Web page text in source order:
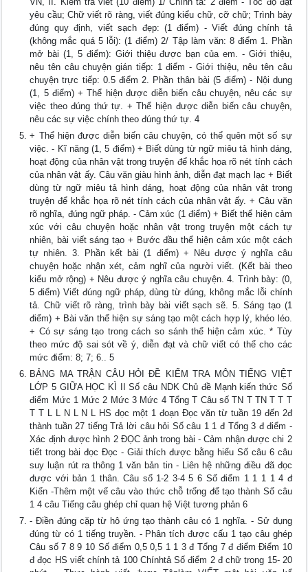
yêu cầu; Chữ viết rõ ràng, viết đúng kiểu chữ, cỡ chữ; Trình bày
đúng quy định, viết sạch đẹp: (1 điểm) - Viết đúng chính tả
(không mắc quá 5 lỗi): (1 điểm) 2/ Tập làm văn: 8 điểm 1. Phần
mở bài (1, 5 điểm): Giới thiệu được bạn của em. - Giới thiệu,
nêu tên câu chuyện gián tiếp: 1 điểm - Giới thiệu, nêu tên câu
chuyện trực tiếp: 0.5 điểm 2. Phần thân bài (5 điểm) - Nội dung
(1, 5 điểm) + Thể hiện được diễn biến câu chuyện, nêu các sự
việc theo đúng thứ tự. + Thể hiện được diễn biến câu chuyện,
nêu các sự việc chính theo đúng thứ tự. 4
+ Thể hiện được diễn biến câu chuyện, có thể quên một số sự
việc. - Kĩ năng (1, 5 điểm) + Biết dùng từ ngữ miêu tả hình dáng,
hoạt động của nhân vật trong truyện để khắc họa rõ nét tính cách
của nhân vật ấy. Câu văn giàu hình ảnh, diễn đạt mạch lạc + Biết
dùng từ ngữ miêu tả hình dáng, hoạt động của nhân vật trong
truyện để khắc họa rõ nét tính cách của nhân vật ấy. + Câu văn
rõ nghĩa, đúng ngữ pháp. - Cảm xúc (1 điểm) + Biết thể hiện cảm
xúc với câu chuyện hoặc nhân vật trong truyện một cách tự
nhiên, bài viết sáng tạo + Bước đầu thể hiện cảm xúc một cách
tự nhiên. 3. Phần kết bài (1 điểm) + Nêu được ý nghĩa câu
chuyện hoặc nhận xét, cảm nghĩ của người viết. (Kết bài theo
kiểu mở rộng) + Nêu được ý nghĩa câu chuyện. 4. Trình bày: (0,
5 điểm) Viết đúng ngữ pháp, dùng từ đúng, không mắc lỗi chính
tả. Chữ viết rõ ràng, trình bày bài viết sạch sẽ. 5. Sáng tạo (1
điểm) + Bài văn thể hiện sự sáng tạo một cách hợp lý, khéo léo.
+ Có sự sáng tạo trong cách so sánh thể hiện cảm xúc. * Tùy
theo mức độ sai sót về ý, diễn đạt và chữ viết có thể cho các
mức điểm: 8; 7; 6.. 5
BẢNG MA TRẬN CÂU HỎI ĐỀ KIỂM TRA MÔN TIẾNG VIỆT
LỚP 5 GIỮA HỌC KÌ II Số câu NDK Chủ đề Mạnh kiến thức Số
điểm Mức 1 Mức 2 Mức 3 Mức 4 Tổng T Câu số TN T TN T T T
T T L L N L N L HS đọc một 1 đoạn Đọc văn từ tuần 19 đến 2đ
thành tuần 27 tiếng Trả lời câu hỏi Số câu 1 1 đ Tổng 3 đ điểm -
Xác định được hình 2 ĐỌC ảnh trong bài - Cảm nhận được chi 2
tiết trong bài đọc Đọc - Giải thích được bằng hiểu Số câu 6 câu
suy luận rút ra thông 1 văn bản tin - Liên hệ những điều đã đọc
được với bản 1 thân. Câu số 1-2 3-4 5 6 Số điểm 1 1 1 1 4 đ
Kiến -Thêm một vế câu vào thức chỗ trống để tạo thành Số câu
1 4 câu Tiếng câu ghép chỉ quan hệ Việt tương phản 6
- Điền đúng cặp từ hô ứng tạo thành câu có 1 nghĩa. - Sử dụng
đúng từ có 1 tiếng truyền. - Phân tích được cấu 1 tạo câu ghép
Câu số 7 8 9 10 Số điểm 0,5 0,5 1 1 3 đ Tổng 7 đ điểm Điểm 10
đ đọc HS viết chính tả 100 Chínhtả Số điểm 2 đ chữ trong 15- 20